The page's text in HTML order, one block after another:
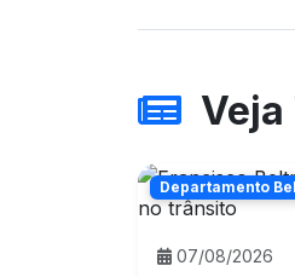
Veja
Departamento
07/08/2026